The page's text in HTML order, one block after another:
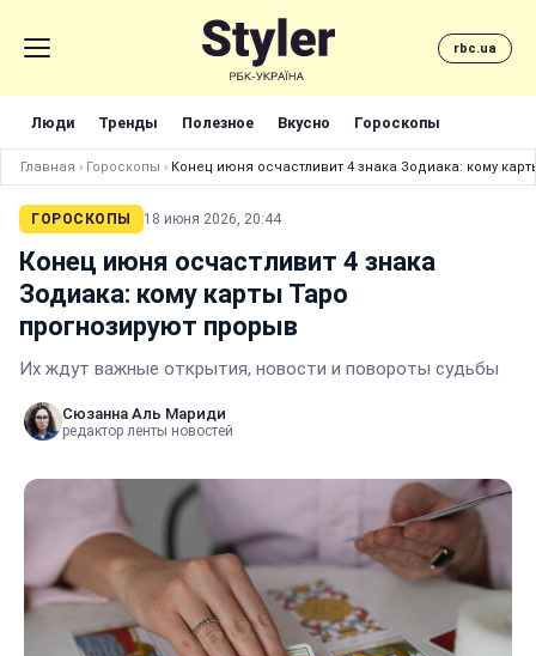
rbc.ua
Люди Тренды Полезное Вкусно Гороскопы
Главная › Гороскопы › Конец июня осчастливит 4 знака Зодиака: кому
ГОРОСКОПЫ 18 июня 2026, 20:44
Конец июня осчастливит 4 знака
Зодиака: кому карты Таро
прогнозируют прорыв
Их ждут важные открытия, новости и повороты судьбы
Сюзанна Аль Мариди
редактор ленты новостей